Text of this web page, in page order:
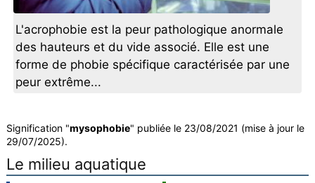
L'acrophobie est la peur pathologique anormale
des hauteurs et du vide associé. Elle est une
forme de phobie spécifique caractérisée par une
peur extrême...
Signification "mysophobie" publiée le 23/08/2021 (mise à jour le
29/07/2025).
Le milieu aquatique